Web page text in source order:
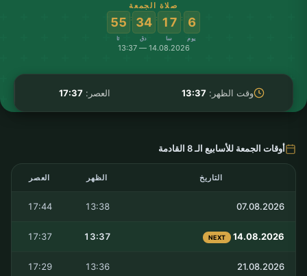
صلاة الجمعة
6
يوم
:
17
سا
:
34
دق
:
55
ثا
14.08.2026 — 13:37
وقت الظهر: 13:37 العصر:17:37
أوقات الجمعة للأسابيع الـ 8 القادمة
التاريخ الظهر العصر
07.08.2026
13:38
17:44
14.08.2026
NEXT
13:37
17:37
21.08.2026
13:36
17:29